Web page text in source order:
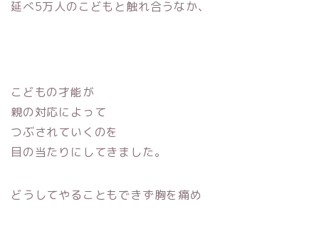
延べ5万人のこどもと触れ合うなか、
こどもの才能が
親の対応によって
つぶされていくのを
目の当たりにしてきました。
どうしてやることもできず胸を痛め